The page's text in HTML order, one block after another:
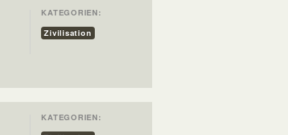
KATEGORIEN:
Zivilisation
KATEGORIEN: